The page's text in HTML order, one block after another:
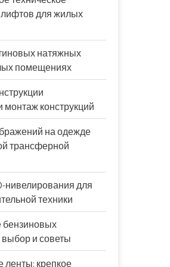
для жилых
натяжных
помещениях
монтаж конструкций
на одежде
трансферной
нивелирования для
техники
выбор и советы
крепкое